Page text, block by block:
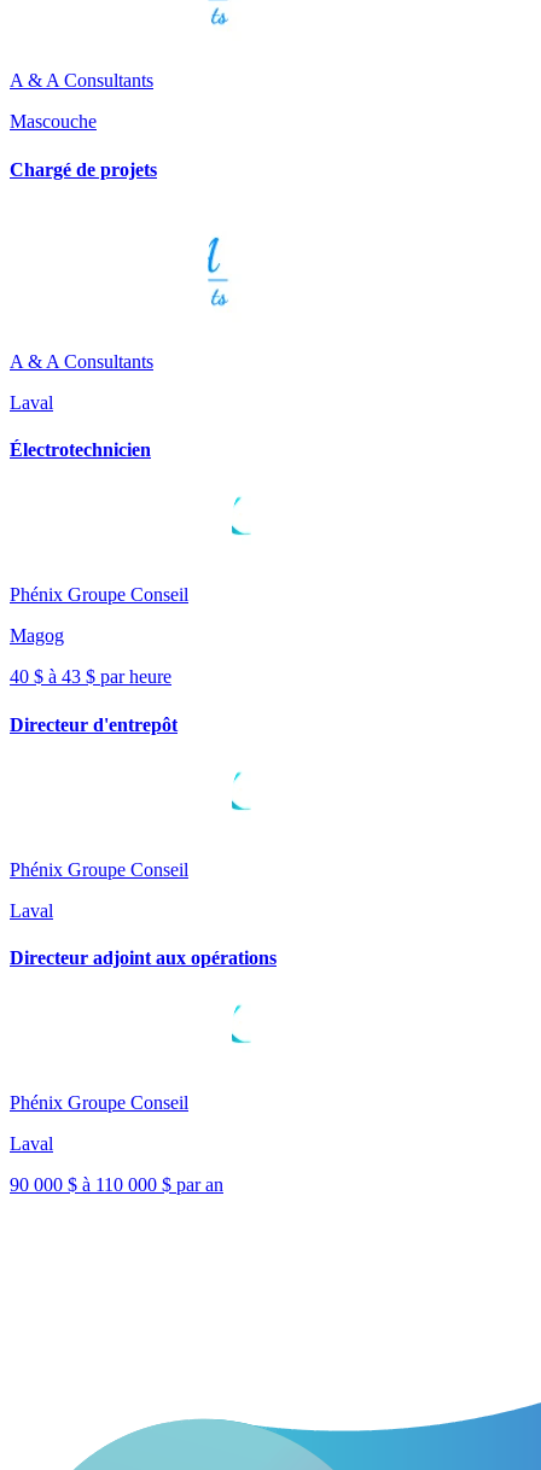
A & A Consultants
Mascouche
Chargé de projets
A & A Consultants
Laval
Électrotechnicien
Phénix Groupe Conseil
Magog
40 $ à 43 $ par heure
Directeur d'entrepôt
Phénix Groupe Conseil
Laval
Directeur adjoint aux opérations
Phénix Groupe Conseil
Laval
90 000 $ à 110 000 $ par an